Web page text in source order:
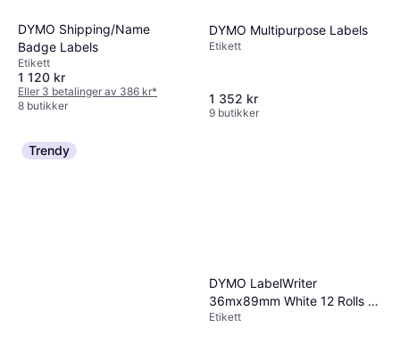
DYMO Shipping/Name
Badge Labels
Etikett
1 120 kr
Eller 3 betalinger av 386 kr*
8 butikker
DYMO Multipurpose Labels
Etikett
1 352 kr
9 butikker
Trendy
DYMO LabelWriter
36mx89mm White 12 Rolls x
260 Labels
Etikett